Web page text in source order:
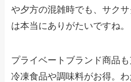
や夕方の混雑時でも、サク
は本当にありがたいですね。
プライベートブランド商品
冷凍食品や調味料がお得。